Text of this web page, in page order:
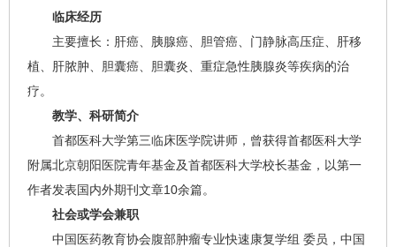
临床经历
主要擅长：肝癌、胰腺癌、胆管癌、门静脉高压症、肝移
植、肝脓肿、胆囊癌、胆囊炎、重症急性胰腺炎等疾病的治
疗。
教学、科研简介
首都医科大学第三临床医学院讲师，曾获得首都医科大学
附属北京朝阳医院青年基金及首都医科大学校长基金，以第一
作者发表国内外期刊文章10余篇。
社会或学会兼职
中国医药教育协会腹部肿瘤专业快速康复学组 委员，中国